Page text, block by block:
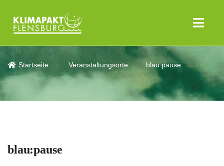
blau:pause
Startseite Veranstaltungsorte blau:pause
blau:pause